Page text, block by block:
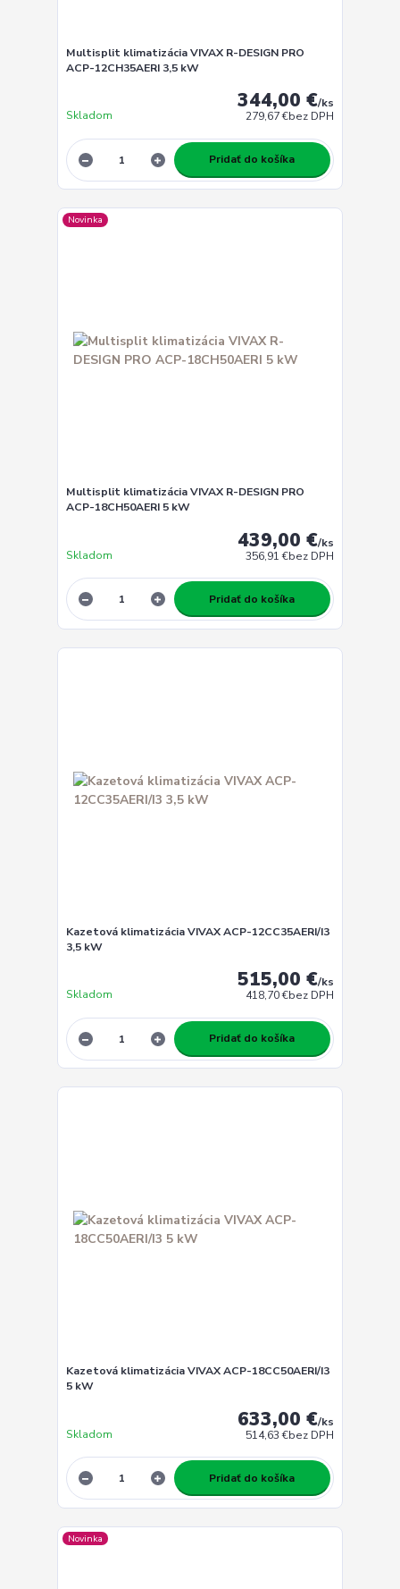
Multisplit klimatizácia VIVAX R-DESIGN PRO
ACP-12CH35AERI 3,5 kW
344,00 €/ks
279,67 €bez DPH
Skladom
Pridať do košíka
Novinka
Multisplit klimatizácia VIVAX R-DESIGN PRO
ACP-18CH50AERI 5 kW
439,00 €/ks
356,91 €bez DPH
Skladom
Pridať do košíka
Kazetová klimatizácia VIVAX ACP-12CC35AERI/I3
3,5 kW
515,00 €/ks
418,70 €bez DPH
Skladom
Pridať do košíka
Kazetová klimatizácia VIVAX ACP-18CC50AERI/I3
5 kW
633,00 €/ks
514,63 €bez DPH
Skladom
Pridať do košíka
Novinka